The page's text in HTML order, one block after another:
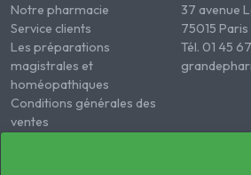
Notre pharmacie
Service clients
Les préparations
magistrales et
homéopathiques
Conditions générales des
ventes
37 avenue
75015 Paris
Tél. 01 45